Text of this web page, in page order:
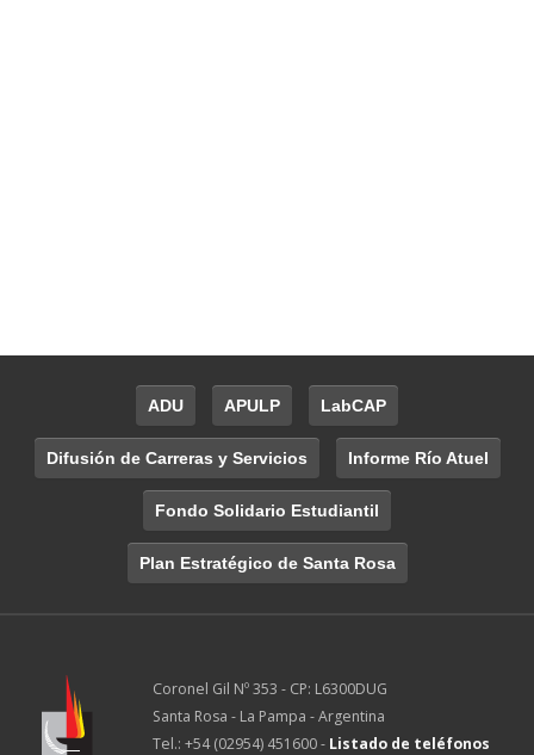
ADU APULP LabCAP
Difusión de Carreras y Servicios Informe Río Atuel
Fondo Solidario Estudiantil
Plan Estratégico de Santa Rosa
Coronel Gil Nº 353 - CP: L6300DUG
Santa Rosa - La Pampa - Argentina
Tel.: +54 (02954) 451600 - Listado de teléfonos